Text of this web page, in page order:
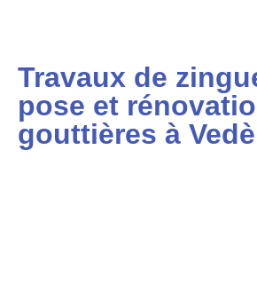
Travaux de
pose et
gouttières à